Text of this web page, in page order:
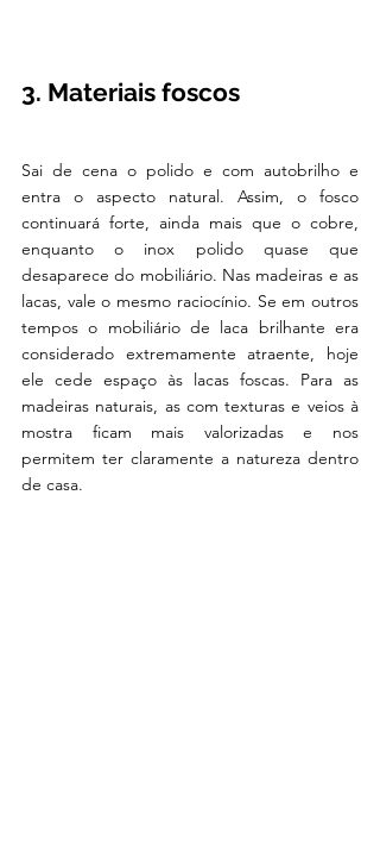
3. Materiais foscos
Sai de cena o polido e com autobrilho e
entra o aspecto natural. Assim, o fosco
continuará forte, ainda mais que o cobre,
enquanto o inox polido quase que
desaparece do mobiliário. Nas madeiras e as
lacas, vale o mesmo raciocínio. Se em outros
tempos o mobiliário de laca brilhante era
considerado extremamente atraente, hoje
ele cede espaço às lacas foscas. Para as
madeiras naturais, as com texturas e veios à
mostra ficam mais valorizadas e nos
permitem ter claramente a natureza dentro
de casa.